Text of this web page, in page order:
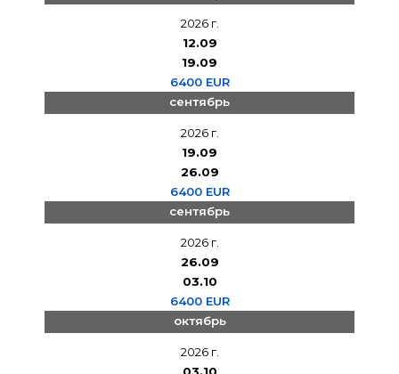
2026 г.
12.09
19.09
6400 EUR
сентябрь
2026 г.
19.09
26.09
6400 EUR
сентябрь
2026 г.
26.09
03.10
6400 EUR
октябрь
2026 г.